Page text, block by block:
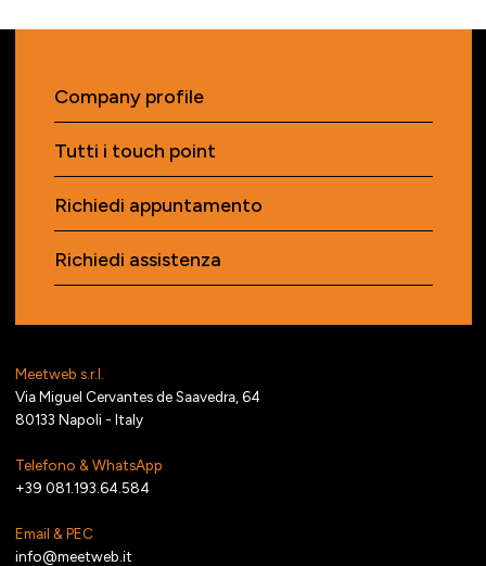
Meetweb s.r.l.
Via Miguel Cervantes de Saavedra, 64
80133 Napoli - Italy
Telefono & WhatsApp
+39 081.193.64.584
Email & PEC
info@meetweb.it
Company profile
Tutti i touch point
Richiedi appuntamento
Richiedi assistenza